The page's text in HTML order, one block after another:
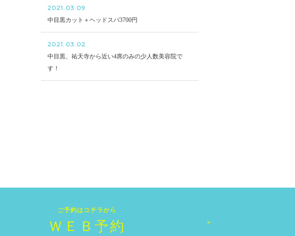
2021.03.09
中目黒カット＋ヘッドスパ3700円
2021.03.02
中目黒、祐天寺から近い4席のみの少人数美容院で
す！
ご予約はコチラから
ＷＥＢ予約